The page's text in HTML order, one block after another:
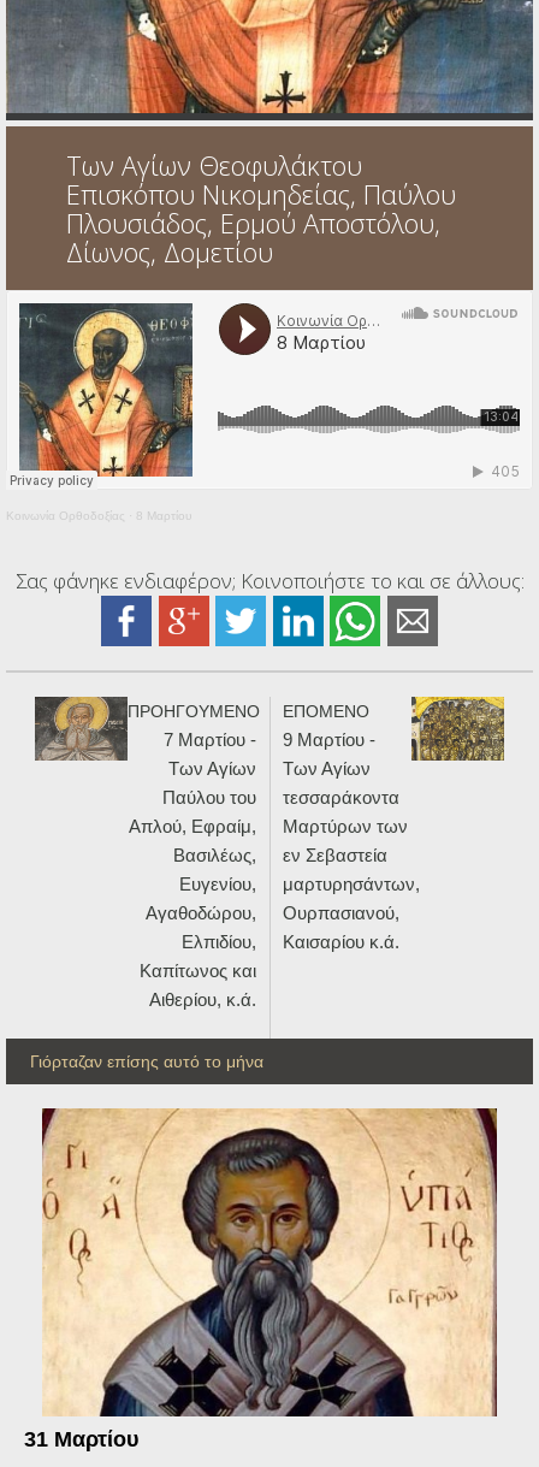
Ηχητικά
Των Αγίων Θεοφυλάκτου
Επισκόπου Νικομηδείας, Παύλου
Πλουσιάδος, Ερμού Αποστόλου,
Δίωνος, Δομετίου
Κοινωνία Ορθοδοξίας · 8 Μαρτίου
Σας φάνηκε ενδιαφέρον; Κοινοποιήστε το και σε άλλους:
ΠΡΟΗΓΟΥΜΕΝΟ
7 Μαρτίου -
Των Αγίων
Παύλου του
Απλού, Εφραίμ,
Βασιλέως,
Ευγενίου,
Αγαθοδώρου,
Ελπιδίου,
Καπίτωνος και
Αιθερίου, κ.ά.
ΕΠΟΜΕΝΟ
9 Μαρτίου -
Των Αγίων
τεσσαράκοντα
Μαρτύρων των
εν Σεβαστεία
μαρτυρησάντων,
Ουρπασιανού,
Καισαρίου κ.ά.
Γιόρταζαν επίσης αυτό το μήνα
31 Μαρτίου